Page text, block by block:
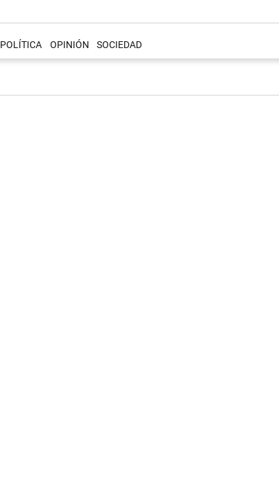
POLÍTICA OPINIÓN SOCIEDAD